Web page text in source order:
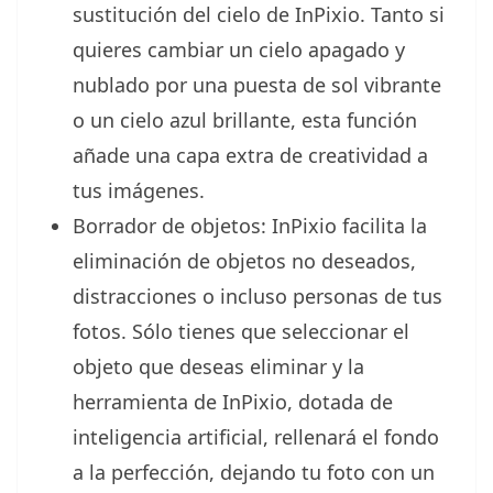
sustitución del cielo de InPixio. Tanto si
quieres cambiar un cielo apagado y
nublado por una puesta de sol vibrante
o un cielo azul brillante, esta función
añade una capa extra de creatividad a
tus imágenes.
Borrador de objetos: InPixio facilita la
eliminación de objetos no deseados,
distracciones o incluso personas de tus
fotos. Sólo tienes que seleccionar el
objeto que deseas eliminar y la
herramienta de InPixio, dotada de
inteligencia artificial, rellenará el fondo
a la perfección, dejando tu foto con un